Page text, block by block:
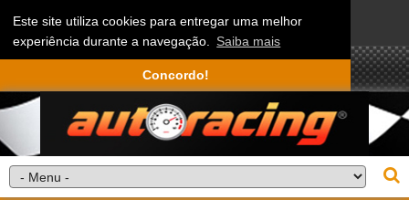
Este site utiliza cookies para entregar uma melhor
experiência durante a navegação. Saiba mais
Concordo!